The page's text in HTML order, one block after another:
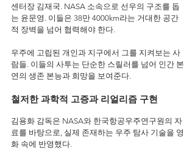
센터장 김재국. NASA 소속으로 선우의 구조를 돕
는 윤문영. 이들은 38만 4000km라는 거대한 공간
적 장벽을 넘어 협력해야 한다.
우주에 고립된 개인과 지구에서 그를 지켜보는 사
람들. 이들의 사투는 단순한 스릴러를 넘어 인간 본
연의 생존 본능과 희망을 보여준다.
철저한 과학적 고증과 리얼리즘 구현
김용화 감독은 NASA와 한국항공우주연구원의 자
료를 바탕으로, 실제 존재하는 우주 탐사 기술을 영
화 속에 반영했다.